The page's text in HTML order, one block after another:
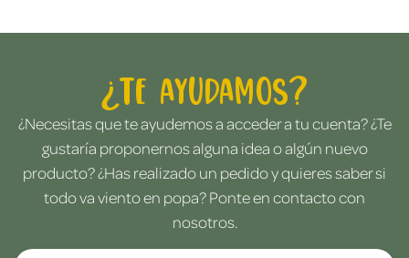
¿Te ayudamos?
¿Necesitas que te ayudemos a acceder a tu cuenta? ¿Te
gustaría proponernos alguna idea o algún nuevo
producto? ¿Has realizado un pedido y quieres saber si
todo va viento en popa? Ponte en contacto con
nosotros.